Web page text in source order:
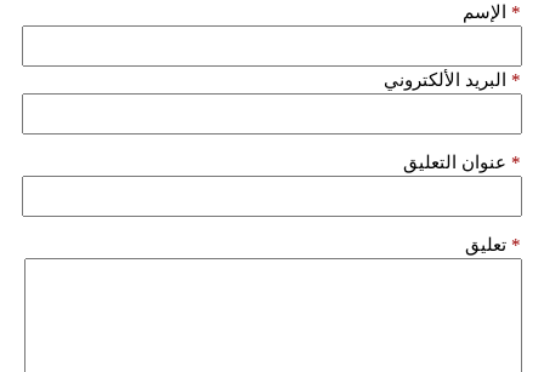
الإسم *
البريد الألكتروني *
عنوان التعليق *
تعليق *